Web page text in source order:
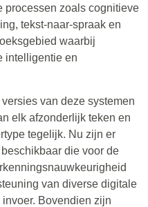
processen zoals cognitieve
tekst-naar-spraak en
waarbij
intelligentie en
van deze systemen
elk afzonderlijk teken en
tegelijk. Nu zijn er
die voor de
van diverse digitale
Bovendien zijn